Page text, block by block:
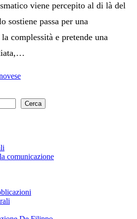
viene percepito al di là del
sostiene passa per una
complessità e pretende una
Cerca
comunicazione